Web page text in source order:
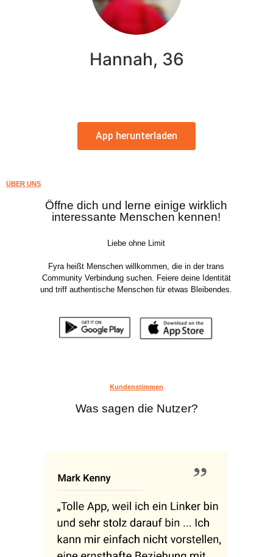
Hannah, 36
App herunterladen
ÜBER UNS
Öffne dich und lerne einige wirklich
interessante Menschen kennen!
Liebe ohne Limit
Fyra heißt Menschen willkommen, die in der trans
Community Verbindung suchen. Feiere deine Identität
und triff authentische Menschen für etwas Bleibendes.
Kundenstimmen
Was sagen die Nutzer?